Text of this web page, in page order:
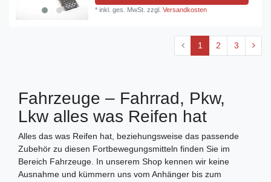
*inkl. ges. MwSt. zzgl.Versandkosten
1 2 3
Fahrzeuge – Fahrrad, Pkw,
Lkw alles was Reifen hat
Alles das was Reifen hat, beziehungsweise das passende
Zubehör zu diesen Fortbewegungsmitteln finden Sie im
Bereich Fahrzeuge. In unserem Shop kennen wir keine
Ausnahme und kümmern uns vom Anhänger bis zum